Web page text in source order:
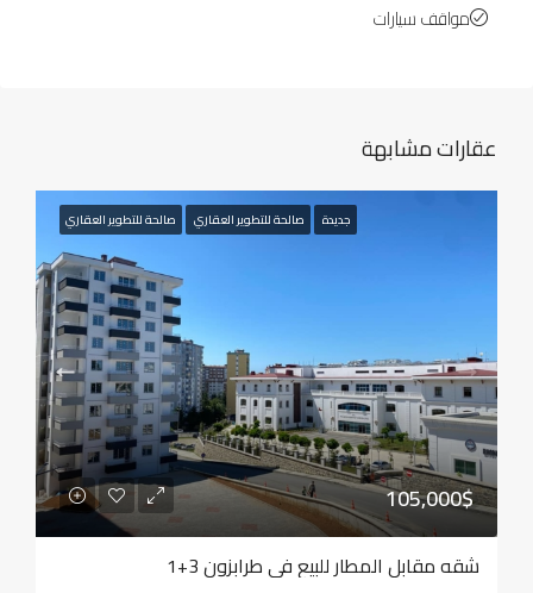
مواقف سيارات
عقارات مشابهة
جديدة صالحة للتطوير العقاري صالحة للتطوير العقاري
105,000$
شقه مقابل المطار للبيع في طرابزون 3+1